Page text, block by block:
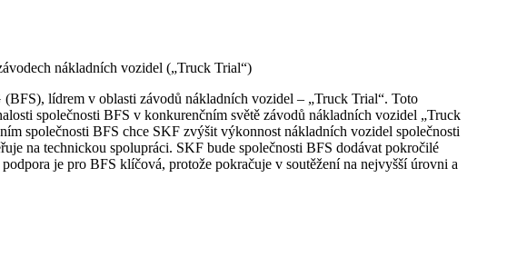
nákladních vozidel („Truck Trial“)
lídrem v oblasti závodů nákladních vozidel – „Truck Trial“. Toto
společnosti BFS v konkurenčním světě závodů nákladních vozidel „Truck
společnosti BFS chce SKF zvýšit výkonnost nákladních vozidel společnosti
na technickou spolupráci. SKF bude společnosti BFS dodávat pokročilé
je pro BFS klíčová, protože pokračuje v soutěžení na nejvyšší úrovni a